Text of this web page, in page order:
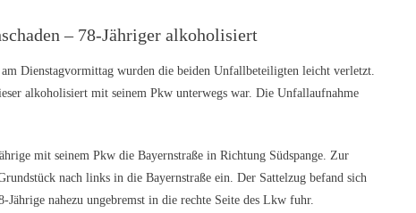
– 78-Jähriger alkoholisiert
Dienstagvormittag wurden die beiden Unfallbeteiligten leicht verletzt.
alkoholisiert mit seinem Pkw unterwegs war. Die Unfallaufnahme
mit seinem Pkw die Bayernstraße in Richtung Südspange. Zur
nach links in die Bayernstraße ein. Der Sattelzug befand sich
nahezu ungebremst in die rechte Seite des Lkw fuhr.